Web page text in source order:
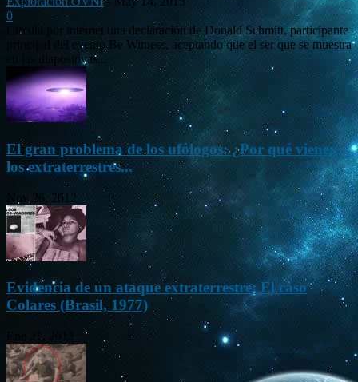
0
Circula por internet una declaración de Donald Schmitt, participante
principal del evento Be Witness, aceptando que el ser que se muestra
en las diapositivas...
El gran problema de los ufólogos: ¿Por qué vienen
los extraterrestres...
Nov 26, 2012
Evidencia de un ataque extraterrestre: El caso
Colares (Brasil, 1977)